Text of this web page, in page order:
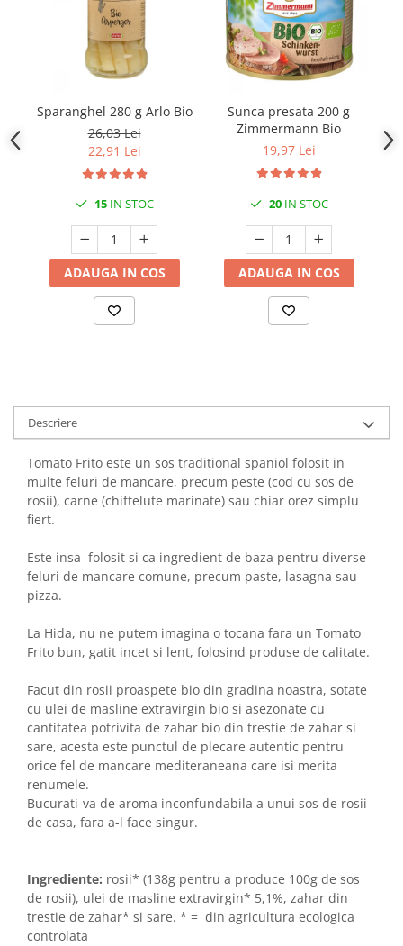
Sparanghel 280 g Arlo Bio
26,03 Lei
22,91 Lei
15IN STOC
ADAUGA IN COS
Sunca presata 200 g
Zimmermann Bio
19,97 Lei
20IN STOC
ADAUGA IN COS
Descriere
Tomato Frito este un sos traditional spaniol folosit in
multe feluri de mancare, precum peste (cod cu sos de
rosii), carne (chiftelute marinate) sau chiar orez simplu
fiert.
Este insa folosit si ca ingredient de baza pentru diverse
feluri de mancare comune, precum paste, lasagna sau
pizza.
La Hida, nu ne putem imagina o tocana fara un Tomato
Frito bun, gatit incet si lent, folosind produse de calitate.
Facut din rosii proaspete bio din gradina noastra, sotate
cu ulei de masline extravirgin bio si asezonate cu
cantitatea potrivita de zahar bio din trestie de zahar si
sare, acesta este punctul de plecare autentic pentru
orice fel de mancare mediteraneana care isi merita
renumele.
Bucurati-va de aroma inconfundabila a unui sos de rosii
de casa, fara a-l face singur.
Ingrediente: rosii* (138g pentru a produce 100g de sos
de rosii), ulei de masline extravirgin* 5,1%, zahar din
trestie de zahar* si sare. * = din agricultura ecologica
controlata